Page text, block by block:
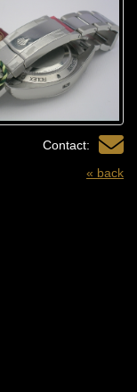
Contact:
« back